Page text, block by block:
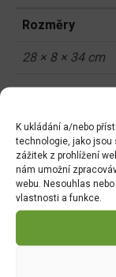
K ukládání a/nebo
technologie, jako jsou
zážitek z prohlížení
nám umožní
webu. Nesouhlas
vlastnosti a funkce.
Rozměry
28 × 8 × 34 cm
Související
Minipařeniště
DO KOŠÍKU
89.00
Tableta raš.